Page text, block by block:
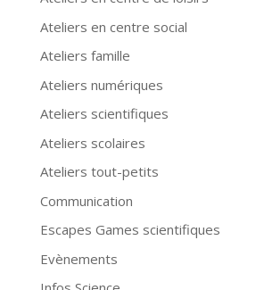
Ateliers en centre social
Ateliers famille
Ateliers numériques
Ateliers scientifiques
Ateliers scolaires
Ateliers tout-petits
Communication
Escapes Games scientifiques
Evènements